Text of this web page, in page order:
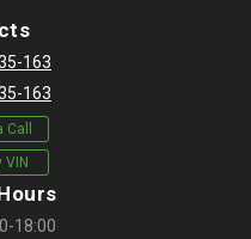
163
163
VIN
18:00